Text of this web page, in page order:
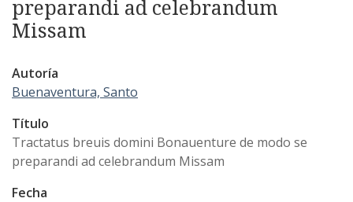
preparandi ad celebrandum
Missam
Autoría
Buenaventura, Santo
Título
Tractatus breuis domini Bonauenture de modo se
preparandi ad celebrandum Missam
Fecha